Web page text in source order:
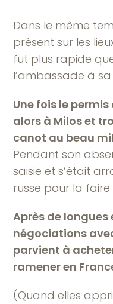
Dans le même
présent sur les
fut plus rapide
l’ambassade à
Une fois le
alors à Milos et
canot au beau
Pendant son
saisie et s’était
russe pour la
Après de
négociations
parvient à
ramener en
(Quand elles